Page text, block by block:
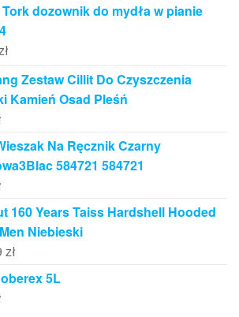
Tork dozownik do mydła w pianie
Zestaw Cillit Do Czyszczenia
Kamień Osad Pleśń
Na Ręcznik Czarny
584721 584721
160 Years Taiss Hardshell Hooded
Niebieski
zł
5L